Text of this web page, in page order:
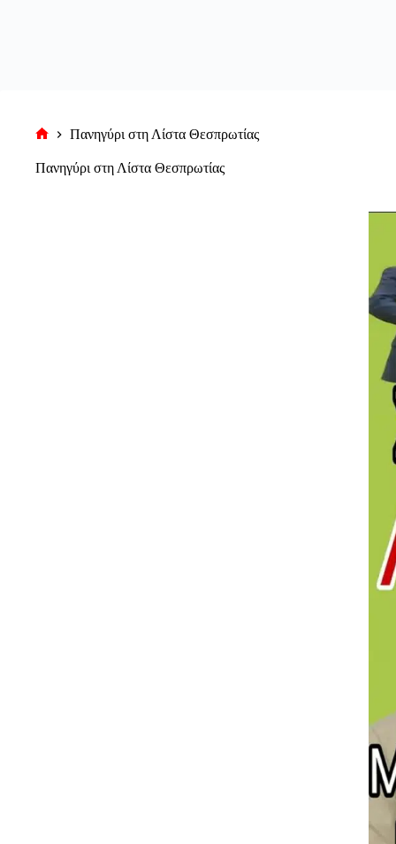
σελίδα
Πανηγύρι στη Λίστα Θεσπρωτίας
Πανηγύρι στη Λίστα Θεσπρωτίας